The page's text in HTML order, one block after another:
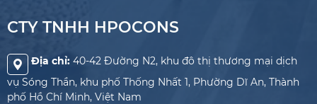
CTY TNHH HPOCONS
Địa chỉ: 40-42 Đường N2, khu đô thị thương mại dịch
vụ Sóng Thần, khu phố Thống Nhất 1, Phường Dĩ An, Thành
phố Hồ Chí Minh, Việt Nam